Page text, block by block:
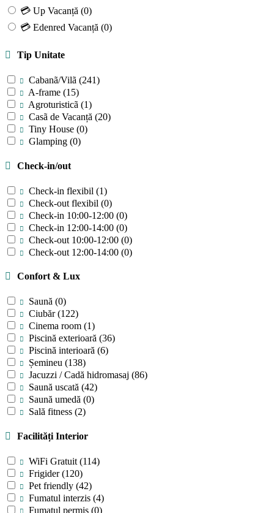
💳 Up Vacanță (0)
💳 Edenred Vacanță (0)
Tip Unitate
Cabanã/Vilã (241)
A-frame (15)
Agroturisticã (1)
Casã de Vacanță (20)
Tiny House (0)
Glamping (0)
Check-in/out
Check-in flexibil (1)
Check-out flexibil (0)
Check-in 10:00-12:00 (0)
Check-in 12:00-14:00 (0)
Check-out 10:00-12:00 (0)
Check-out 12:00-14:00 (0)
Confort & Lux
Saună (0)
Ciubăr(122)
Cinema room (1)
Piscină exterioară (36)
Piscină interioară (6)
Șemineu (138)
Jacuzzi / Cadă hidromasaj (86)
Saună uscată (42)
Saună umedă (0)
Sală fitness (2)
Facilități Interior
WiFi Gratuit (114)
Frigider(120)
Pet friendly (42)
Fumatul interzis (4)
Fumatul permis (0)